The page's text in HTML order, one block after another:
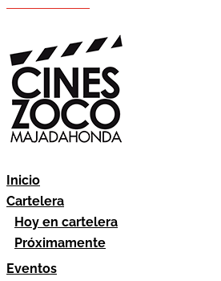
Inicio
Cartelera
Hoy en cartelera
Próximamente
Eventos